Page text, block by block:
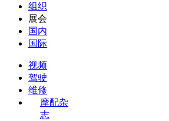
组织
展会
国内
国际
视频
驾驶
维修
摩配杂
志